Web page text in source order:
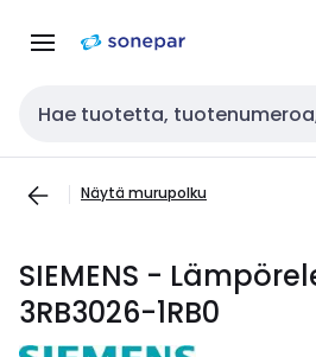
navigointiinsisältöön
Haku
Näytä murupolku
SIEMENS -
3RB3026-1RB0